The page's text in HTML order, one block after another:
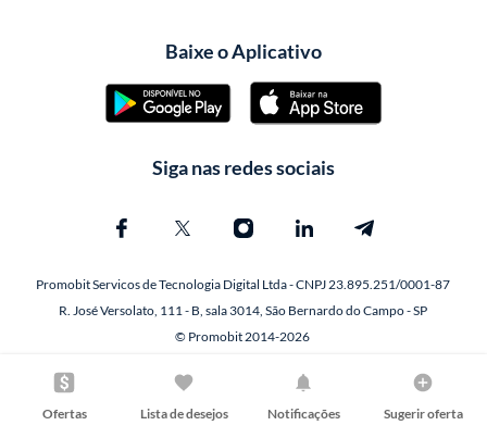
Ofertas Lista de desejos Notificações Sugerir oferta
Baixe o Aplicativo
Siga nas redes sociais
Promobit Servicos de Tecnologia Digital Ltda - CNPJ 23.895.251/0001-87
R. José Versolato, 111 - B, sala 3014, São Bernardo do Campo - SP
© Promobit 2014-2026